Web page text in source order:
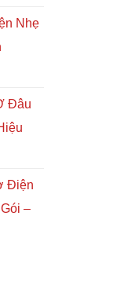
Nhẹ
Đâu
Điện
–